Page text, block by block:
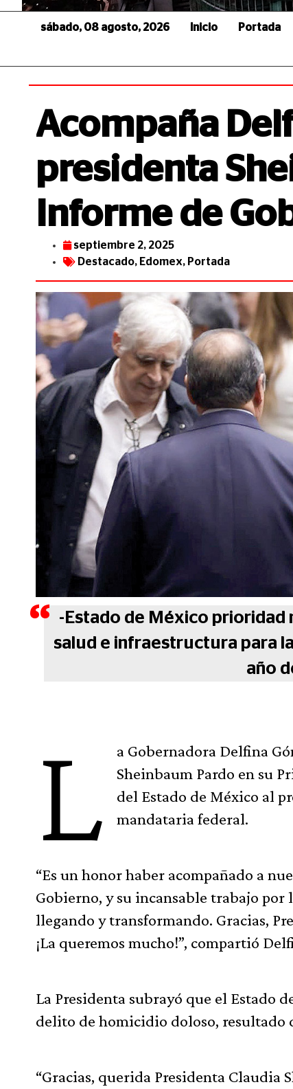
sábado, 08 agosto, 2026 Inicio Portada
Acompaña
presidenta
Informe de
septiembre 2, 2025
Destacado, Edomex, Portada
-Estado de México prioridad
salud e infraestructura para
año
L
a Gobernadora Delfina
Sheinbaum Pardo en su
del Estado de México al
mandataria federal.
“Es un honor haber acompañado a
Gobierno, y su incansable trabajo
llegando y transformando. Gracias,
¡La queremos mucho!”, compartió
La Presidenta subrayó que el Estado
delito de homicidio doloso, resultado
“Gracias, querida Presidenta Claudia